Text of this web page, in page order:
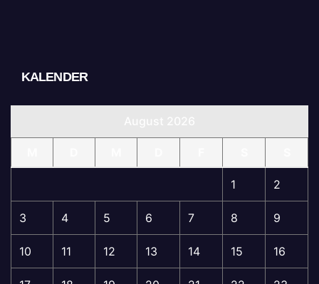
KALENDER
1 2
3 4 5 6 7 8 9
10 11 12 13 14 15 16